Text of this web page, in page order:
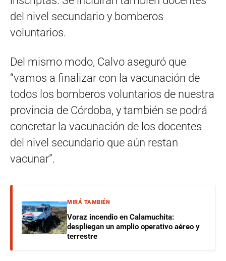
del nivel secundario y bomberos
voluntarios.
Del mismo modo, Calvo aseguró que
“vamos a finalizar con la vacunación de
todos los bomberos voluntarios de nuestra
provincia de Córdoba, y también se podrá
concretar la vacunación de los docentes
del nivel secundario que aún restan
vacunar”.
MIRÁ TAMBIÉN
Voraz incendio en Calamuchita:
despliegan un amplio operativo aéreo y
terrestre